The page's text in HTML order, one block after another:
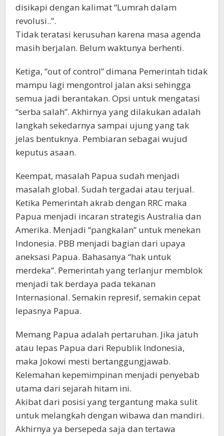
disikapi dengan kalimat “Lumrah dalam
revolusi..”.
Tidak teratasi kerusuhan karena masa agenda
masih berjalan. Belum waktunya berhenti.
Ketiga, “out of control” dimana Pemerintah tidak
mampu lagi mengontrol jalan aksi sehingga
semua jadi berantakan. Opsi untuk mengatasi
“serba salah”. Akhirnya yang dilakukan adalah
langkah sekedarnya sampai ujung yang tak
jelas bentuknya. Pembiaran sebagai wujud
keputus asaan.
Keempat, masalah Papua sudah menjadi
masalah global. Sudah tergadai atau terjual.
Ketika Pemerintah akrab dengan RRC maka
Papua menjadi incaran strategis Australia dan
Amerika. Menjadi “pangkalan” untuk menekan
Indonesia. PBB menjadi bagian dari upaya
aneksasi Papua. Bahasanya “hak untuk
merdeka”. Pemerintah yang terlanjur memblok
menjadi tak berdaya pada tekanan
Internasional. Semakin represif, semakin cepat
lepasnya Papua.
Memang Papua adalah pertaruhan. Jika jatuh
atau lepas Papua dari Republik Indonesia,
maka Jokowi mesti bertanggungjawab.
Kelemahan kepemimpinan menjadi penyebab
utama dari sejarah hitam ini.
Akibat dari posisi yang tergantung maka sulit
untuk melangkah dengan wibawa dan mandiri.
Akhirnya ya bersepeda saja dan tertawa